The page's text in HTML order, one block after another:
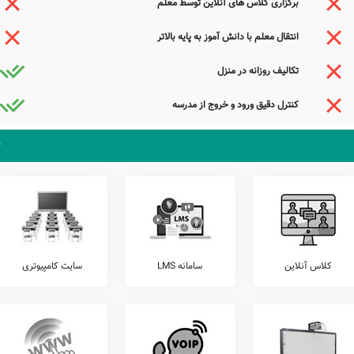
آزمون های کانگورو، خیلی سبز، گاج، مرآت، قلمچی، و... را قبل از ثبت نام بررسی نمایید.
تلفن این مدرسه جهت کسب اطلاعات از نحوه ثبت نام و امکانات آن 44743927 44743919-44743922-44743924-44743927-44743929 می باشد. مدرسه غیر
دولتی نور ایمان، آمادگی پذیرش دانش آموزان کلیه مناطق تهران بویژه محدوده منطقه 5 را دارد. اولیاء گرامی به ویژه اهالی محترم منطقه 5 تهران می توانند با مراجعه
روی همت به هر کجا که نهیم
دوستان را قبای فتح دهیم
شیر سرخیم و افعی سیهیم
هوشمند سامانه های آنلاین گردآوری شده است. به همین جهت ممکن است در برخی از
برگزاری کلاس های آنلاین توسط معلم
انتقال معلم با دانش آموز به پایه بالاتر
تکالیف روزانه در منزل
کنترل دقیق ورود و خروج از مدرسه
کلاس آنلاین سامانه LMS سایت کامپیوتری